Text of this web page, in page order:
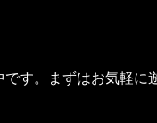
す。まずはお気軽に